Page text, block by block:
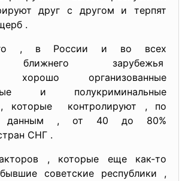
друг с другом и терпят
.
, в России и во всех
ближнего зарубежья
хорошо организованные
и полукриминальные
, которые контролируют , по
данным , от 40 до 80%
СНГ .
, которые еще как-то
советские республики ,